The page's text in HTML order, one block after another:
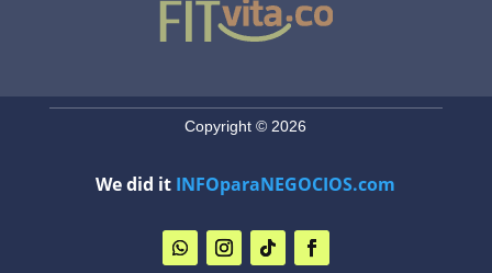
Copyright © 2026
We did it INFOparaNEGOCIOS.com